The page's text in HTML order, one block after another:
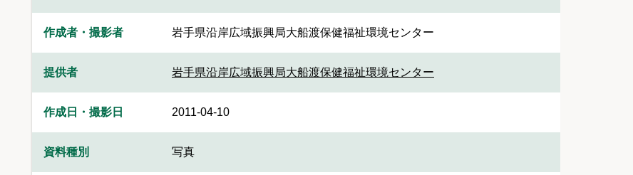
作成者・撮影者 岩手県沿岸広域振興局大船渡保健福祉環境センター
提供者 岩手県沿岸広域振興局大船渡保健福祉環境センター
作成日・撮影日 2011-04-10
資料種別 写真